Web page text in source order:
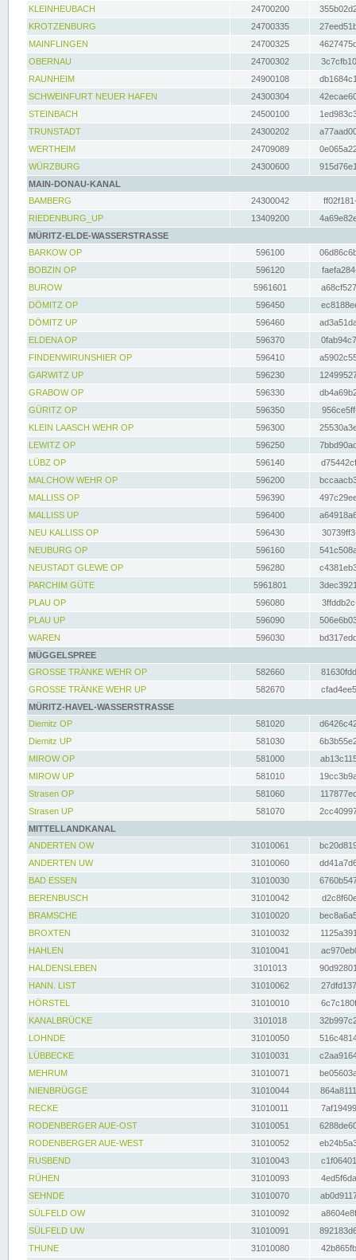
KLEINHEUBACH 24700200
KROTZENBURG
24700335
MAINFLINGEN
24700325
OBERNAU
24700302
RAUNHEIM
24900108
SCHWEINFURT NEUER HAFEN
24300304
STEINBACH
24500100
TRUNSTADT
24300202
WERTHEIM
24709089
WÜRZBURG
24300600
MAIN-DONAU-KANAL
BAMBERG
24300042
RIEDENBURG_UP
13409200
MÜRITZ-ELDE-WASSERSTRASSE
BARKOW OP
596100
BOBZIN OP
596120
BUROW
5961601
DÖMITZ OP
596450
DÖMITZ UP
596460
ELDENA OP
596370
FINDENWIRUNSHIER OP
596410
GARWITZ UP
596230
GRABOW OP
596330
GÜRITZ OP
596350
KLEIN LAASCH WEHR OP
596300
LEWITZ OP
596250
LÜBZ OP
596140
MALCHOW WEHR OP
596200
MALLISS OP
596390
MALLISS UP
596400
NEU KALLISS OP
596430
NEUBURG OP
596160
NEUSTADT GLEWE OP
596280
PARCHIM GÜTE
5961801
PLAU OP
596080
PLAU UP
596090
WAREN
596030
MÜGGELSPREE
GROSSE TRÄNKE WEHR OP
582660
GROSSE TRÄNKE WEHR UP
582670
MÜRITZ-HAVEL-WASSERSTRASSE
Diemitz OP
581020
Diemitz UP
581030
MIROW OP
581000
MIROW UP
581010
Strasen OP
581060
Strasen UP
581070
MITTELLANDKANAL
ANDERTEN OW
31010061
ANDERTEN UW
31010060
BAD ESSEN
31010030
BERENBUSCH
31010042
BRAMSCHE
31010020
BROXTEN
31010032
HAHLEN
31010041
HALDENSLEBEN
3101013
HANN. LIST
31010062
HÖRSTEL
31010010
KANALBRÜCKE
3101018
LOHNDE
31010050
LÜBBECKE
31010031
MEHRUM
31010071
NIENBRÜGGE
31010044
RECKE
31010011
RODENBERGER AUE-OST
31010051
RODENBERGER AUE-WEST
31010052
RUSBEND
31010043
RÜHEN
31010093
SEHNDE
31010070
SÜLFELD OW
31010092
SÜLFELD UW
31010091
THUNE
31010080